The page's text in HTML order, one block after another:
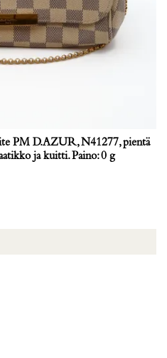
PM D.AZUR, N41277, pientä
ja kuitti. Paino: 0 g